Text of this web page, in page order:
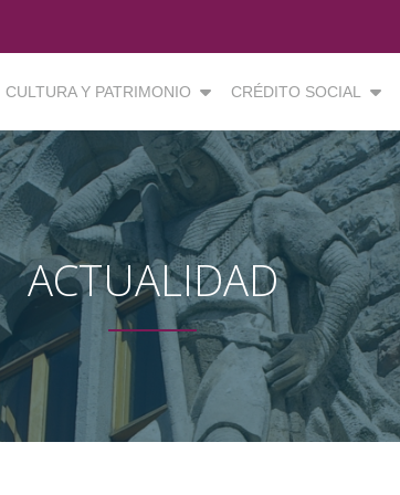
CULTURA Y PATRIMONIO CRÉDITO SOCIAL
ACTUALIDAD